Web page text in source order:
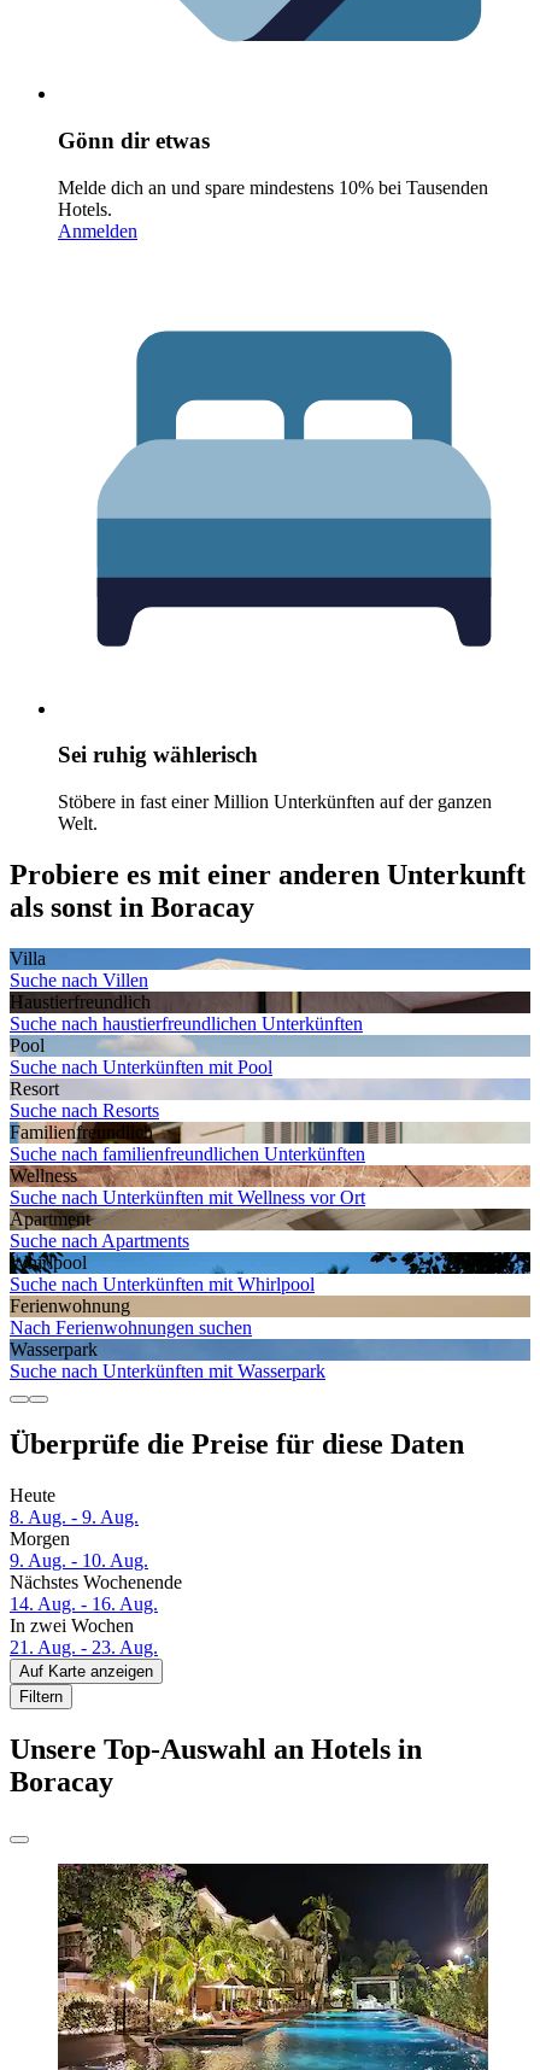
Gönn dir etwas
Melde dich an und spare mindestens 10% bei Tausenden
Hotels.
Anmelden
Sei ruhig wählerisch
Stöbere in fast einer Million Unterkünften auf der ganzen
Welt.
Probiere es mit einer anderen Unterkunft
als sonst in Boracay
Villa
Suche nach Villen
Haustier­freundlich
Suche nach haustierfreundlichen Unterkünften
Pool
Suche nach Unterkünften mit Pool
Resort
Suche nach Resorts
Familien­freundlich
Suche nach familienfreundlichen Unterkünften
Wellness
Suche nach Unterkünften mit Wellness vor Ort
Apartment
Suche nach Apartments
Whirlpool
Suche nach Unterkünften mit Whirlpool
Ferien­wohnung
Nach Ferienwohnungen suchen
Wasserpark
Suche nach Unterkünften mit Wasserpark
Überprüfe die Preise für diese Daten
Heute
8. Aug. - 9. Aug.
Morgen
9. Aug. - 10. Aug.
Nächstes Wochenende
14. Aug. - 16. Aug.
In zwei Wochen
21. Aug. - 23. Aug.
Auf Karte anzeigen
Filtern
Unsere Top-Auswahl an Hotels in
Boracay